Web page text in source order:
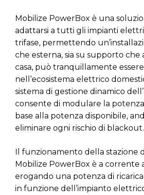
Mobilize PowerBox è una
adattarsi a tutti gli impianti
trifase, permettendo
che esterna, sia su supporto che
casa, può tranquillamente
nell’ecosistema elettrico
sistema di gestione dinamico
consente di modulare la
base alla potenza disponibile,
eliminare ogni rischio di blackout.
Il funzionamento della stazione
Mobilize PowerBox è a corrente
erogando una potenza di
in funzione dell’impianto